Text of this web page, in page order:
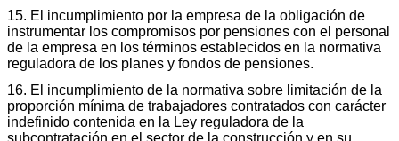
15. El incumplimiento por la empresa de la obligación de
instrumentar los compromisos por pensiones con el personal
de la empresa en los términos establecidos en la normativa
reguladora de los planes y fondos de pensiones.
16. El incumplimiento de la normativa sobre limitación de la
proporción mínima de trabajadores contratados con carácter
indefinido contenida en la Ley reguladora de la
subcontratación en el sector de la construcción y en su